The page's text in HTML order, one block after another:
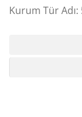
Kurum Tür Adı: